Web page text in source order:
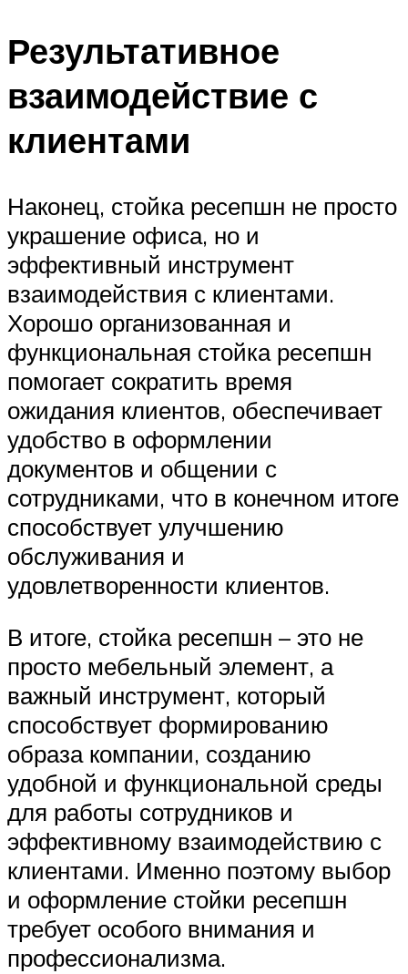
Результативное
взаимодействие с
клиентами
Наконец, стойка ресепшн не просто
украшение офиса, но и
эффективный инструмент
взаимодействия с клиентами.
Хорошо организованная и
функциональная стойка ресепшн
помогает сократить время
ожидания клиентов, обеспечивает
удобство в оформлении
документов и общении с
сотрудниками, что в конечном итоге
способствует улучшению
обслуживания и
удовлетворенности клиентов.
В итоге, стойка ресепшн – это не
просто мебельный элемент, а
важный инструмент, который
способствует формированию
образа компании, созданию
удобной и функциональной среды
для работы сотрудников и
эффективному взаимодействию с
клиентами. Именно поэтому выбор
и оформление стойки ресепшн
требует особого внимания и
профессионализма.